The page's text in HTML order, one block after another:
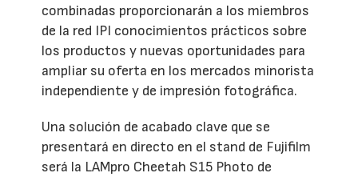
combinadas proporcionarán a los miembros
de la red IPI conocimientos prácticos sobre
los productos y nuevas oportunidades para
ampliar su oferta en los mercados minorista
independiente y de impresión fotográfica.
Una solución de acabado clave que se
presentará en directo en el stand de Fujifilm
será la LAMpro Cheetah S15 Photo de